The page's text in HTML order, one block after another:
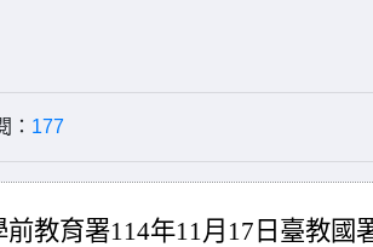
177
教育署114年11月17日臺教國